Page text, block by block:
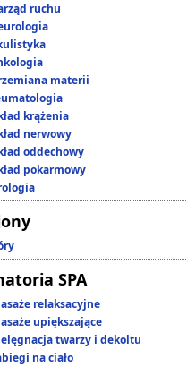
ruchu
materii
krążenia
nerwowy
oddechowy
pokarmowy
SPA
relaksacyjne
upiększające
twarzy i dekoltu
na ciało